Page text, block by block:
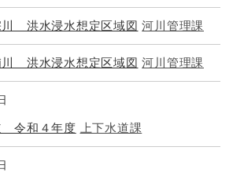
川 洪水浸水想定区域図 河川管理課
川 洪水浸水想定区域図 河川管理課
令和４年度 上下水道課